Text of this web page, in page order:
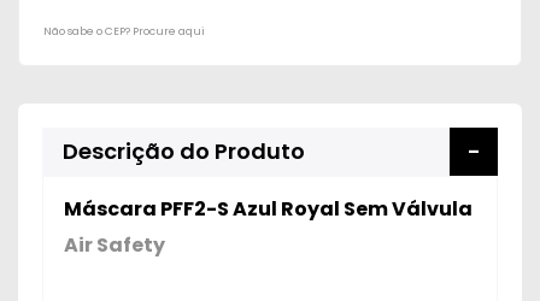
Não sabe o CEP? Procure aqui
Descrição do Produto
Máscara PFF2-S Azul Royal Sem Válvula
Air Safety